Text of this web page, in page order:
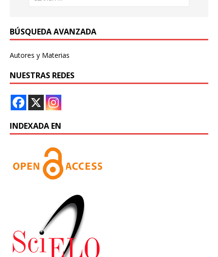
BÚSQUEDA AVANZADA
Autores y Materias
NUESTRAS REDES
INDEXADA EN